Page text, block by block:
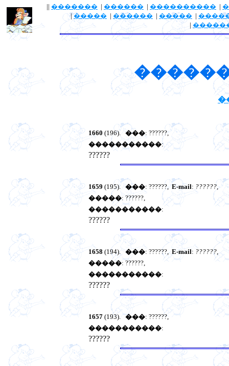
|| ������� | ������ | ���������� |
|����� | ������ | ����� |
|
1660 (196). ���: ??????,
�����������:
??????
1659 (195). ���: ??????,E-mail: ??????,
�����: ??????,
�����������:
??????
1658 (194).���: ??????,E-mail: ??????,
�����: ??????,
�����������:
??????
1657 (193).���: ??????,
�����������:
??????